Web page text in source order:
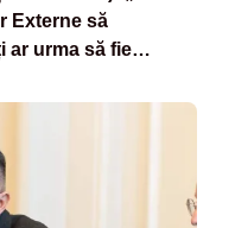
Externe să
ar urma să fie